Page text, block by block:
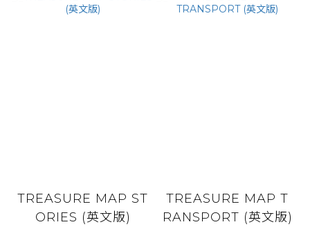
TREASURE MAP ST
ORIES (英文版)
TREASURE MAP T
RANSPORT (英文版)